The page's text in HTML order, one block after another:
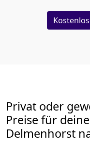
Privat oder
Preise für
Delmenhorst